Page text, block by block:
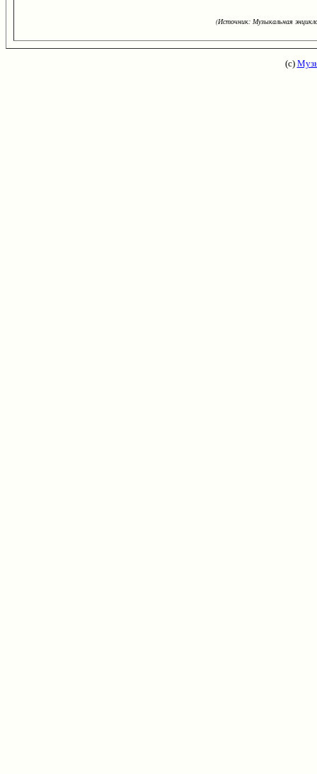
(Источник: Музыкальная
(с)